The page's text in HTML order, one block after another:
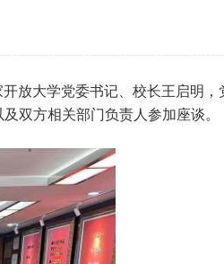
放大学党委书记、校长王启明
双方相关部门负责人参加座谈。